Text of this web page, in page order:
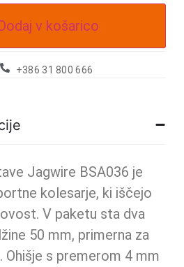
v košarico
+386 31 800 666
Jagwire BSA036 je
kolesarje, ki iščejo
V paketu sta dva
50 mm, primerna za
Ohišje s premerom 4 mm